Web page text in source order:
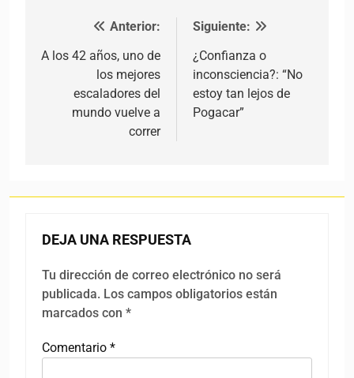
Navegación de entradas
Anterior:
A los 42 años, uno de
los mejores
escaladores del
mundo vuelve a
correr
Siguiente:
¿Confianza o
inconsciencia?: “No
estoy tan lejos de
Pogacar”
DEJA UNA RESPUESTA
Tu dirección de correo electrónico no será
publicada. Los campos obligatorios están
marcados con *
Comentario *